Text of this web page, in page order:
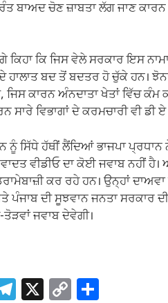
ਬਾਅਦ ਚੋਣ ਜ਼ਾਬਤਾ ਲੱਗ ਜਾਣ
ਕਿ ਜਿਸ ਵੇਲੇ ਸਰਕਾਰ ਇਸ
ਬਦ ਤੋਂ ਬਦਤਰ ਹੋ ਚੁੱਕੇ ਹਨ।
ਜਿਸ ਕਾਰਨ ਅੰਨਦਾਤਾ ਖੇਤਾਂ ਵਿੱਚ
ਸਾਰੇ ਵਿਭਾਗਾਂ ਦੇ ਕਰਮਚਾਰੀ ਵੀ
ਨੂੰ ਸਿੱਧੇ ਹੱਥੀਂ ਲੈਂਦਿਆਂ ਭਾਜਪਾ
ਵੀਡੀਓ ਦਾ ਕੋਈ ਜਵਾਬ ਨਹੀਂ
ਕਰ ਰਹੇ ਹਨ। ਉਨ੍ਹਾਂ
ਪੰਜਾਬ ਦੀ ਸੂਝਵਾਨ ਜਨਤਾ ਸਰਕਾਰ
ਜਵਾਬ ਦੇਵੇਗੀ।
T X C